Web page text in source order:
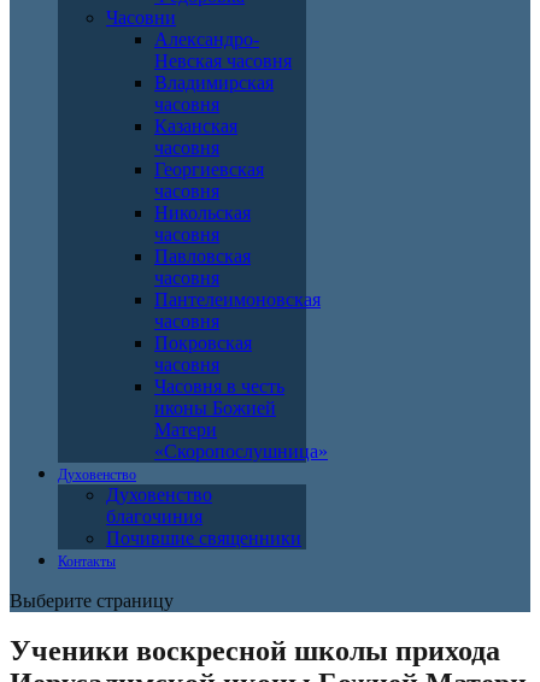
Часовни
Александро-
Невская часовня
Владимирская
часовня
Казанская
часовня
Георгиевская
часовня
Никольская
часовня
Павловская
часовня
Пантелеимоновская
часовня
Покровская
часовня
Часовня в честь
иконы Божией
Матери
«Скоропослушница»
Духовенство
Духовенство
благочиния
Почившие священники
Контакты
Выберите страницу
Ученики воскресной школы прихода